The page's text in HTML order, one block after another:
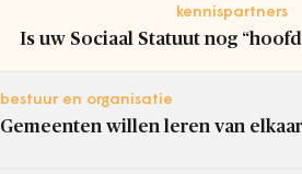
kennispartners
Is uw Sociaal Statuut nog
bestuur en organisatie
Gemeenten willen leren van elkaar